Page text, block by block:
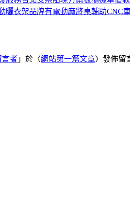
曬衣架品牌有電動麻將桌輔助CNC
言者 」於〈網站第一篇文章〉發佈留